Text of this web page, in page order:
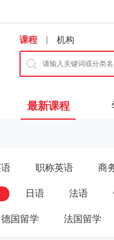
课程 | 机构
最新课程
职称英语 商
日语 法语
德国留学 法国留学